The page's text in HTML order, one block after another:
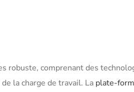
robuste, comprenant des
la charge de travail. La plate-